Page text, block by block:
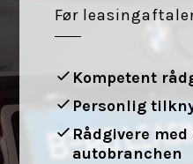
Før
Kompetent
Personlig
Rådgivere
autobranchen